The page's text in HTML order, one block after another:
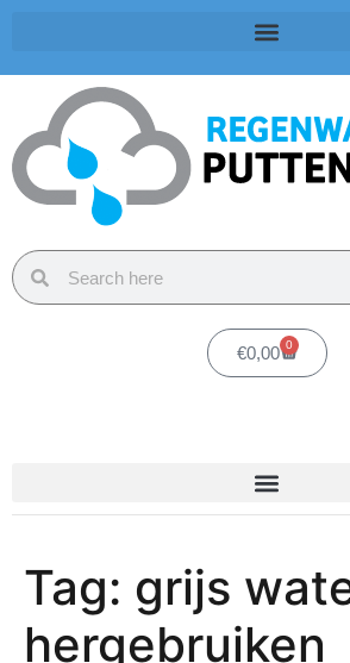
€0,00 0
Tag: grijs
hergebruiken